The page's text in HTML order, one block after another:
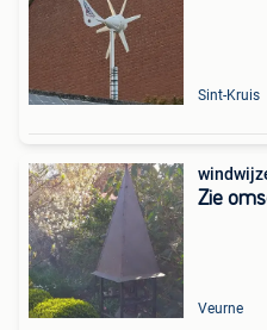
Sint-Kruis
Zie
Veurne